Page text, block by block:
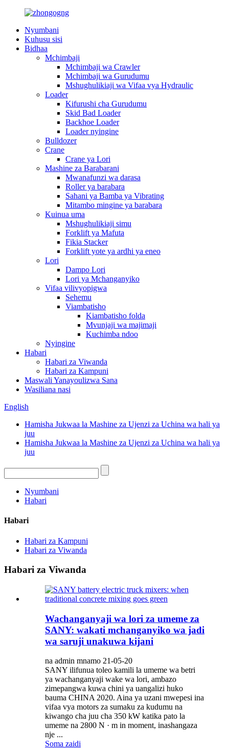
Nyumbani
Kuhusu sisi
Bidhaa
Mchimbaji
Mchimbaji wa Crawler
Mchimbaji wa Gurudumu
Mshughulikiaji wa Vifaa vya Hydraulic
Loader
Kifurushi cha Gurudumu
Skid Bad Loader
Backhoe Loader
Loader nyingine
Bulldozer
Crane
Crane ya Lori
Mashine za Barabarani
Mwanafunzi wa darasa
Roller ya barabara
Sahani ya Bamba ya Vibrating
Mitambo mingine ya barabara
Kuinua uma
Mshughulikiaji simu
Forklift ya Mafuta
Fikia Stacker
Forklift yote ya ardhi ya eneo
Lori
Dampo Lori
Lori ya Mchanganyiko
Vifaa vilivyopigwa
Sehemu
Viambatisho
Kiambatisho folda
Mvunjaji wa majimaji
Kuchimba ndoo
Nyingine
Habari
Habari za Viwanda
Habari za Kampuni
Maswali Yanayoulizwa Sana
Wasiliana nasi
English
Hamisha Jukwaa la Mashine za Ujenzi za Uchina wa hali ya
juu
Hamisha Jukwaa la Mashine za Ujenzi za Uchina wa hali ya
juu
Nyumbani
Habari
Habari
Habari za Kampuni
Habari za Viwanda
Habari za Viwanda
Wachanganyaji wa lori za umeme za
SANY: wakati mchanganyiko wa jadi
wa saruji unakuwa kijani
na admin mnamo 21-05-20
SANY ilifunua toleo kamili la umeme wa betri
ya wachanganyaji wake wa lori, ambazo
zimepangwa kuwa chini ya uangalizi huko
bauma CHINA 2020. Aina ya uzani mwepesi ina
vifaa vya motors za sumaku za kudumu na
kiwango cha juu cha 350 kW katika pato la
umeme na 2800 N · m in moment, inashangaza
nje ...
Soma zaidi